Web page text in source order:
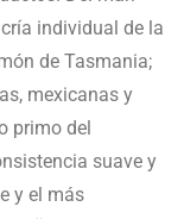
individual de la
de Tasmania;
mexicanas y
primo del
suave y
y el más